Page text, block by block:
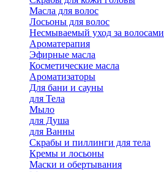
Масла для волос
Лосьоны для волос
Несмываемый уход за волосами
Ароматерапия
Эфирные масла
Косметические масла
Ароматизаторы
Для бани и сауны
для Тела
Мыло
для Душа
для Ванны
Скрабы и пиллинги для тела
Кремы и лосьоны
Маски и обертывания